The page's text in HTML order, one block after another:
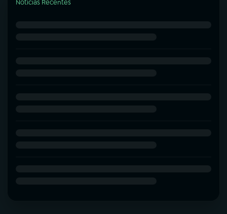
Notícias Recentes